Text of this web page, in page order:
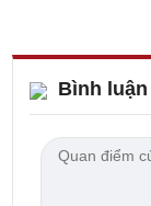
Bình luận